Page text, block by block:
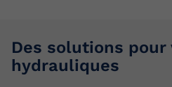
Des solutions pour
hydrauliques